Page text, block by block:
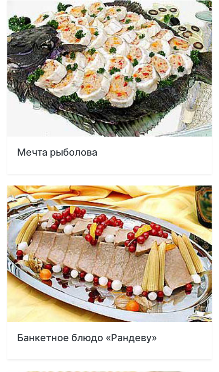
Мечта рыболова
Банкетное блюдо «Рандеву»